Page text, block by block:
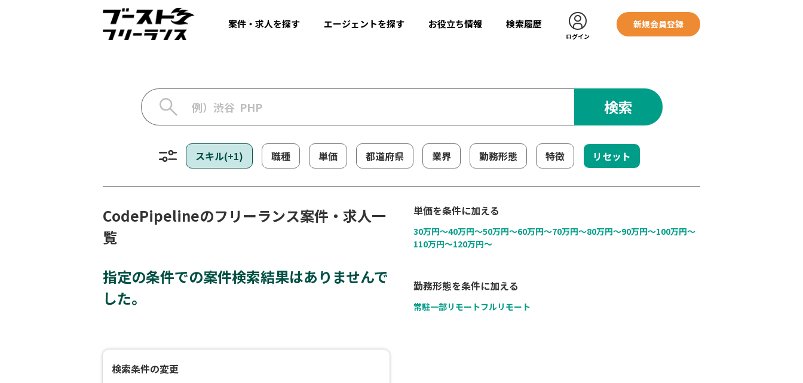
案件・求人を探す エージェントを探す お役立ち情報 検索履歴
ログイン
新規会員登録
検索
スキル(+1) 職種 単価 都道府県 業界 勤務形態 特徴 リセット
CodePipelineのフリーランス案件・求人一
覧
指定の条件での案件検索結果はありませんで
した。
検索条件の変更
単価を条件に加える
30万円〜40万円〜50万円〜60万円〜70万円〜80万円〜90万円〜100万円〜
110万円〜120万円〜
勤務形態を条件に加える
常駐一部リモートフルリモート